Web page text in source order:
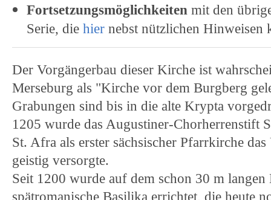
Fortsetzungsmöglichkeiten mit den
Serie, die hier nebst nützlichen Hinweisen
Der Vorgängerbau dieser Kirche ist
Merseburg als "Kirche vor dem Burgberg
Grabungen sind bis in die alte Krypta
1205 wurde das Augustiner-Chorherrenstift
St. Afra als erster sächsischer Pfarrkirche
geistig versorgte.
Seit 1200 wurde auf dem schon 30 m
spätromanische Basilika errichtet, die heute